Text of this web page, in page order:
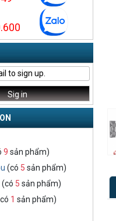
9 sản phẩm)
(có 5 sản phẩm)
(có 5 sản phẩm)
1 sản phẩm)